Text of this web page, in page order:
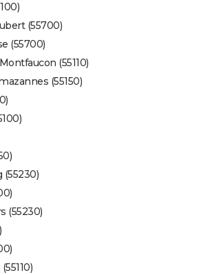
(55700)
(55700)
(55110)
(55150)
(55230)